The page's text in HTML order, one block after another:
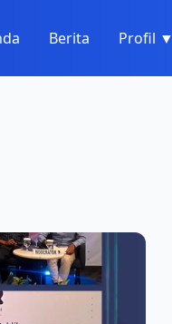
Berita Profil ▼